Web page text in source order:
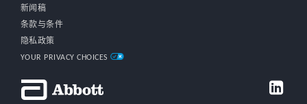
新闻稿
条款与条件
隐私政策
YOUR PRIVACY CHOICES